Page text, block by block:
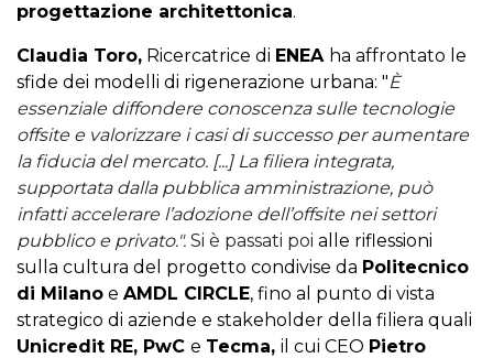
progettazione architettonica.
Claudia Toro, Ricercatrice di ENEA ha affrontato le
sfide dei modelli di rigenerazione urbana: "È
essenziale diffondere conoscenza sulle tecnologie
offsite e valorizzare i casi di successo per aumentare
la fiducia del mercato. [...] La filiera integrata,
supportata dalla pubblica amministrazione, può
infatti accelerare l’adozione dell’offsite nei settori
pubblico e privato.". Si è passati poi alle riflessioni
sulla cultura del progetto condivise da Politecnico
di Milano e AMDL CIRCLE, fino al punto di vista
strategico di aziende e stakeholder della filiera quali
Unicredit RE, PwC e Tecma, il cui CEO Pietro